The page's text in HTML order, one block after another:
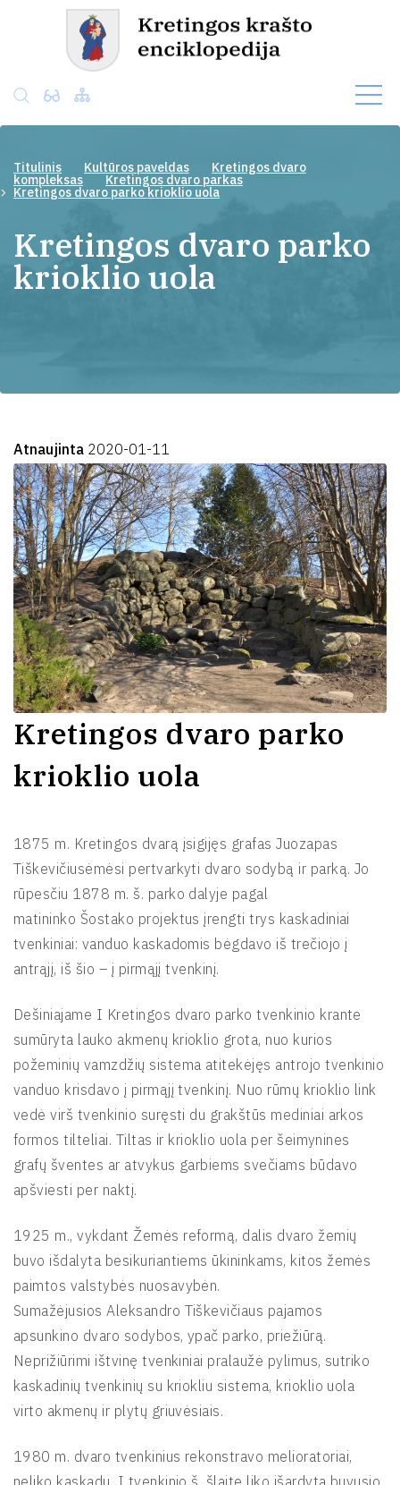
Titulinis Kultūros paveldas Kretingos dvaro
kompleksas Kretingos dvaro parkas
Kretingos dvaro parko krioklio uola
Kretingos dvaro parko
krioklio uola
Atnaujinta 2020-01-11
Kretingos dvaro parko
krioklio uola
1875 m. Kretingos dvarą įsigijęs grafas Juozapas
Tiškevičiusėmėsi pertvarkyti dvaro sodybą ir parką. Jo
rūpesčiu 1878 m. š. parko dalyje pagal
matininko Šostako projektus įrengti trys kaskadiniai
tvenkiniai: vanduo kaskadomis bėgdavo iš trečiojo į
antrąjį, iš šio – į pirmąjį tvenkinį.
Dešiniajame I Kretingos dvaro parko tvenkinio krante
sumūryta lauko akmenų krioklio grota, nuo kurios
požeminių vamzdžių sistema atitekėjęs antrojo tvenkinio
vanduo krisdavo į pirmąjį tvenkinį. Nuo rūmų krioklio link
vedė virš tvenkinio suręsti du grakštūs mediniai arkos
formos tilteliai. Tiltas ir krioklio uola per šeimynines
grafų šventes ar atvykus garbiems svečiams būdavo
apšviesti per naktį.
1925 m., vykdant Žemės reformą, dalis dvaro žemių
buvo išdalyta besikuriantiems ūkininkams, kitos žemės
paimtos valstybės nuosavybėn.
Sumažėjusios Aleksandro Tiškevičiaus pajamos
apsunkino dvaro sodybos, ypač parko, priežiūrą.
Neprižiūrimi ištvinę tvenkiniai pralaužė pylimus, sutriko
kaskadinių tvenkinių su kriokliu sistema, krioklio uola
virto akmenų ir plytų griuvėsiais.
1980 m. dvaro tvenkinius rekonstravo melioratoriai,
neliko kaskadų. I tvenkinio š. šlaite liko išardyta buvusio